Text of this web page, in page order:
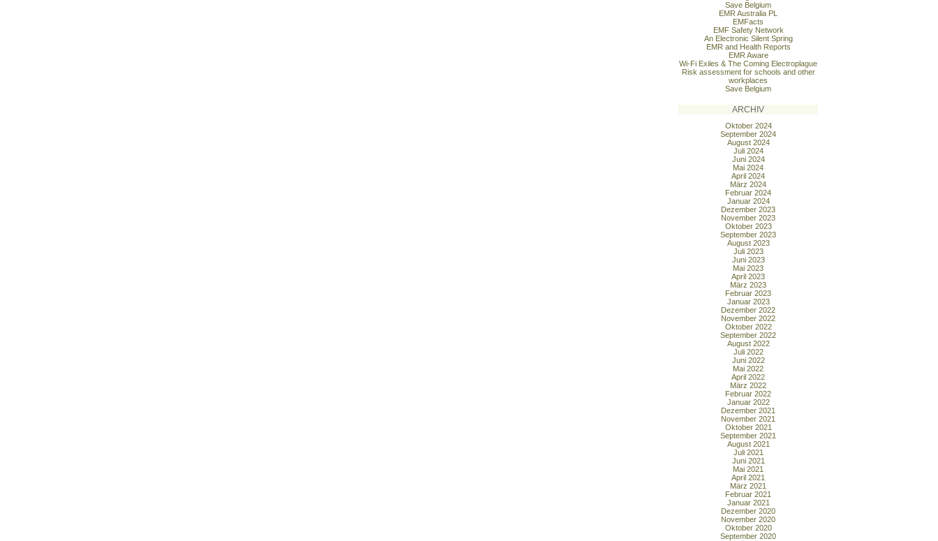
Save Belgium
EMR Australia PL
EMFacts
EMF Safety Network
An Electronic Silent Spring
EMR and Health Reports
EMR Aware
Wi-Fi Exiles & The Coming Electroplague
Risk assessment for schools and other
workplaces
Save Belgium
ARCHIV
Oktober 2024
September 2024
August 2024
Juli 2024
Juni 2024
Mai 2024
April 2024
März 2024
Februar 2024
Januar 2024
Dezember 2023
November 2023
Oktober 2023
September 2023
August 2023
Juli 2023
Juni 2023
Mai 2023
April 2023
März 2023
Februar 2023
Januar 2023
Dezember 2022
November 2022
Oktober 2022
September 2022
August 2022
Juli 2022
Juni 2022
Mai 2022
April 2022
März 2022
Februar 2022
Januar 2022
Dezember 2021
November 2021
Oktober 2021
September 2021
August 2021
Juli 2021
Juni 2021
Mai 2021
April 2021
März 2021
Februar 2021
Januar 2021
Dezember 2020
November 2020
Oktober 2020
September 2020